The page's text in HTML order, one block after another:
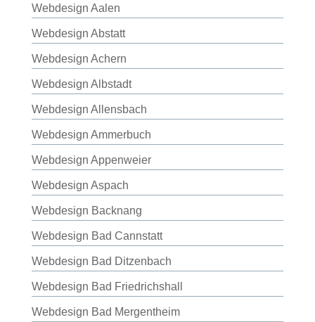
Webdesign Aalen
Webdesign Abstatt
Webdesign Achern
Webdesign Albstadt
Webdesign Allensbach
Webdesign Ammerbuch
Webdesign Appenweier
Webdesign Aspach
Webdesign Backnang
Webdesign Bad Cannstatt
Webdesign Bad Ditzenbach
Webdesign Bad Friedrichshall
Webdesign Bad Mergentheim